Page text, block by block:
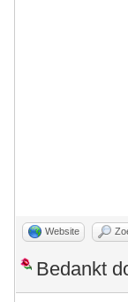
Website
Bedankt